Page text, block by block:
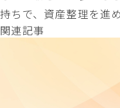
持ちで、資産整理を進
関連記事